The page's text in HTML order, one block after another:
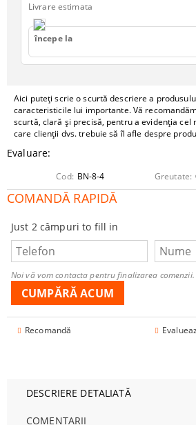
Aici puteți scrie o scurtă descriere a
caracteristicile lui importante. Vă
scurtă, clară și precisă, pentru a evidenția cel
care clienții dvs. trebuie să îl afle despre
Evaluare:
Cod: BN-8-4 Greutate:
COMANDĂ RAPIDĂ
Just 2 câmpuri to fill in
Noi vă vom contacta pentru finalizarea comenzii.
Recomandă
Livrare estimata
începe la
DESCRIERE DETALIATĂ
COMENTARII